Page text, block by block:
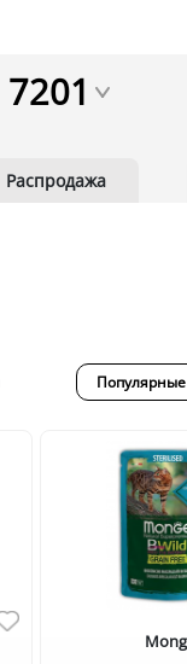
7201
Распродажа
Популярные